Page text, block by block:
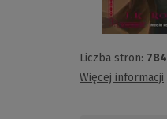
Liczba stron: 784
Więcej informacji